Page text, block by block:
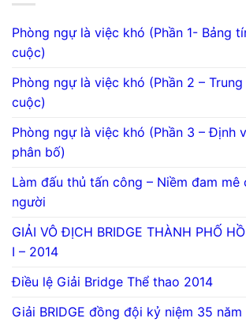
Phòng ngự là việc khó (Phần 1- Bảng
cuộc)
Phòng ngự là việc khó (Phần 2 –
cuộc)
Phòng ngự là việc khó (Phần 3 – Định
phân bố)
Làm đấu thủ tấn công – Niềm đam mê
người
GIẢI VÔ ĐỊCH BRIDGE THÀNH PHỐ
I – 2014
Điều lệ Giải Bridge Thể thao 2014
Giải BRIDGE đồng đội kỷ niệm 35 năm